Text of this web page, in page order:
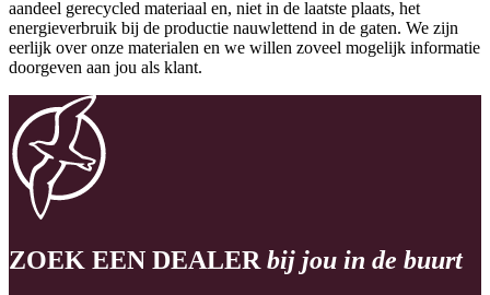
aandeel gerecycled materiaal en, niet in de laatste plaats, het
energieverbruik bij de productie nauwlettend in de gaten. We zijn
eerlijk over onze materialen en we willen zoveel mogelijk informatie
doorgeven aan jou als klant.
ZOEK EEN DEALER bij jou in de buurt